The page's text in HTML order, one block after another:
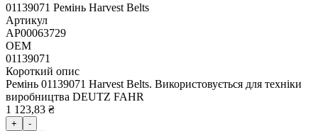
01139071 Ремінь Harvest Belts
Артикул
AP00063729
OEM
01139071
Короткий опис
Ремінь 01139071 Harvest Belts. Використовується для техніки
виробництва DEUTZ FAHR
1 123,83 ₴
+ -